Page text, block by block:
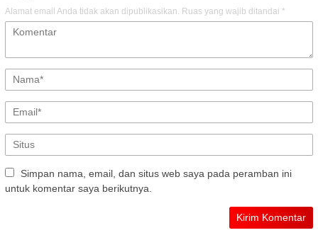
Alamat email Anda tidak akan dipublikasikan. Ruas yang wajib ditandai *
Simpan nama, email, dan situs web saya pada peramban ini
untuk komentar saya berikutnya.